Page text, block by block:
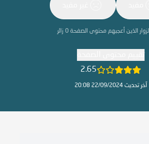
الذين أعجبهم محتوى الصفحة0 زائر
2.65
آخر تحديث 22/09/2024 20:08